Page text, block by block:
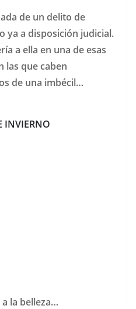
de un delito de
ya a disposición judicial.
a ella en una de esas
las que caben
de una imbécil…
INVIERNO
la belleza…